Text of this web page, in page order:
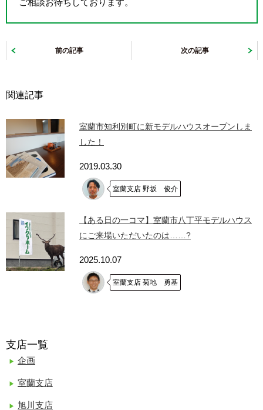
ご相談お待ちしております。
前の記事 次の記事
関連記事
室蘭市知利別町に新モデルハウスオープンしま
した！
2019.03.30
室蘭支店 野坂 俊介
【ある日の一コマ】室蘭市八丁平モデルハウス
にご来場いただいたのは……?
2025.10.07
室蘭支店 菊地 勇基
支店一覧
企画
室蘭支店
旭川支店